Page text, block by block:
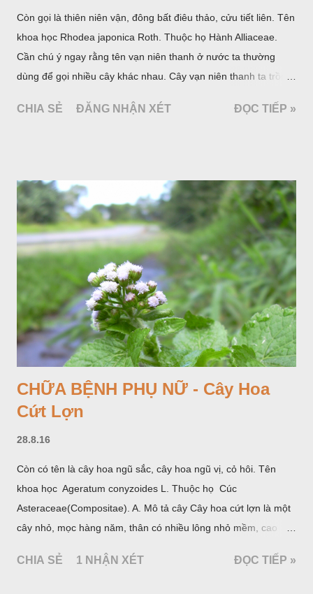
Còn gọi là thiên niên vận, đông bất điêu thảo, cửu tiết liên. Tên
khoa học Rhodea japonica Roth. Thuộc họ Hành Alliaceae.
Cần chú ý ngay rằng tên vạn niên thanh ở nước ta thường
dùng để gọi nhiều cây khác nhau. Cây vạn niên thanh ta trồng
Araceae. Còn cây vạn niên thanh giới thiệu ở đây thuộc họ
CHIA SẺ ĐĂNG NHẬN XÉT ĐỌC TIẾP »
CHỮA BỆNH PHỤ NỮ - Cây Hoa
Cứt Lợn
28.8.16
Còn có tên là cây hoa ngũ sắc, cây hoa ngũ vị, cỏ hôi. Tên
khoa học Ageratum conyzoides L. Thuộc họ Cúc
Asteraceae(Compositae). A. Mô tả cây Cây hoa cứt lợn là một
cây nhỏ, mọc hàng năm, thân có nhiều lông nhỏ mềm, cao
đối hình trứng hay 3 cạnh, dài 2-6cm, rộng 1-3cm, mép có
CHIA SẺ 1 NHẬN XÉT ĐỌC TIẾP »